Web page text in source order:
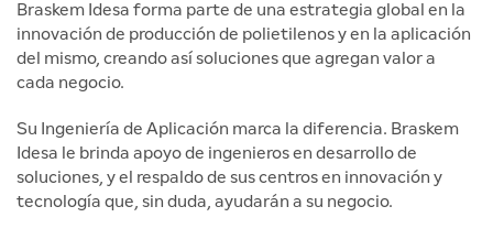
Braskem Idesa forma parte de una estrategia global en la
innovación de producción de polietilenos y en la aplicación
del mismo, creando así soluciones que agregan valor a
cada negocio.
Su Ingeniería de Aplicación marca la diferencia. Braskem
Idesa le brinda apoyo de ingenieros en desarrollo de
soluciones, y el respaldo de sus centros en innovación y
tecnología que, sin duda, ayudarán a su negocio.